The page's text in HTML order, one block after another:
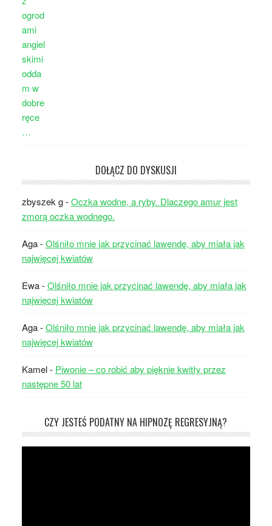
DOŁĄCZ DO DYSKUSJI
zbyszek g-Oczka wodne, a ryby. Dlaczego amur jest
zmorą oczka wodnego.
Aga-Olśniło mnie jak przycinać lawendę, aby miała jak
najwięcej kwiatów
Ewa-Olśniło mnie jak przycinać lawendę, aby miała jak
najwięcej kwiatów
Aga-Olśniło mnie jak przycinać lawendę, aby miała jak
najwięcej kwiatów
Kamel- Piwonie – co robić aby pięknie kwitły przez
następne 50 lat
CZY JESTEŚ PODATNY NA HIPNOZĘ REGRESYJNĄ?